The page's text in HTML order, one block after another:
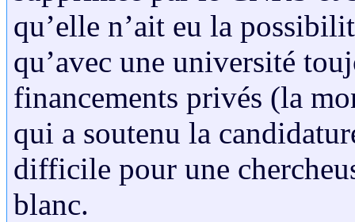
qu’elle n’ait eu la
qu’avec une université
financements privés (la
qui a soutenu la
difficile pour une
blanc.